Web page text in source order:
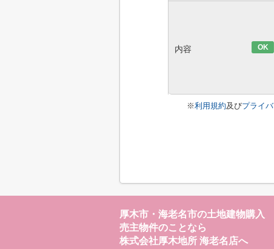
内容 OK
※利用規約及びプライ
厚木市・海老名市の土地建物購入
売主物件のことなら
株式会社厚木地所 海老名店へ